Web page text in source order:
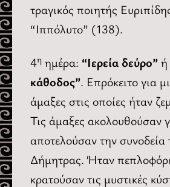
τραγικός ποιητής
“Ιππόλυτο” (138).
4η ημέρα: “Ιερεία δεύρο”ή
κάθοδος”. Επρόκειτο για
άμαξες στις οποίες ήταν
Τις άμαξες ακολουθούσαν
αποτελούσαν την συνοδεία
Δήμητρας. Ήταν
κρατούσαν τις μυστικές